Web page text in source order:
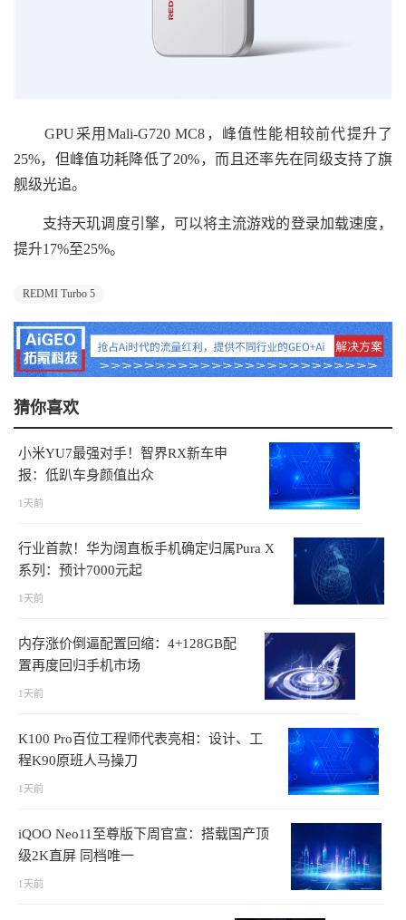
GPU采用Mali-G720 MC8，峰值性能相较前代提升了
25%，但峰值功耗降低了20%，而且还率先在同级支持了旗
舰级光追。
支持天玑调度引擎，可以将主流游戏的登录加载速度，
提升17%至25%。
REDMI Turbo 5
猜你喜欢
小米YU7最强对手！智界RX新车申
报：低趴车身颜值出众
1天前
行业首款！华为阔直板手机确定归属Pura X
系列：预计7000元起
1天前
内存涨价倒逼配置回缩：4+128GB配
置再度回归手机市场
1天前
K100 Pro百位工程师代表亮相：设计、工
程K90原班人马操刀
1天前
iQOO Neo11至尊版下周官宣：搭载国产顶
级2K直屏 同档唯一
1天前